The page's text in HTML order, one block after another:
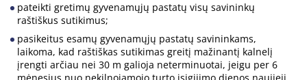
pateikti gretimų gyvenamųjų pastatų visų savininkų
raštiškus sutikimus;
pasikeitus esamų gyvenamųjų pastatų savininkams,
laikoma, kad raštiškas sutikimas greitį mažinantį kalnelį
įrengti arčiau nei 30 m galioja neterminuotai, jeigu per 6